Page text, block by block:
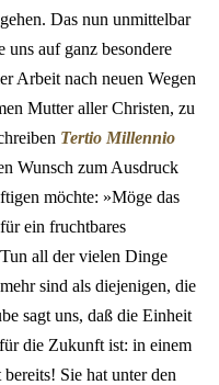
Das nun unmittelbar
uns auf ganz besondere
Arbeit nach neuen Wegen
Mutter aller Christen, zu
Tertio Millennio
Wunsch zum Ausdruck
möchte: »Möge das
ein fruchtbares
all der vielen Dinge
sind als diejenigen, die
sagt uns, daß die Einheit
die Zukunft ist: in einem
Sie hat unter den